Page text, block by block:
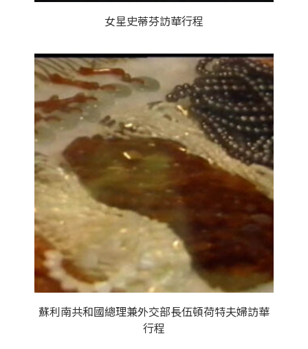
女星史蒂芬訪華行程
蘇利南共和國總理兼外交部長伍頓荷特夫婦訪華
行程